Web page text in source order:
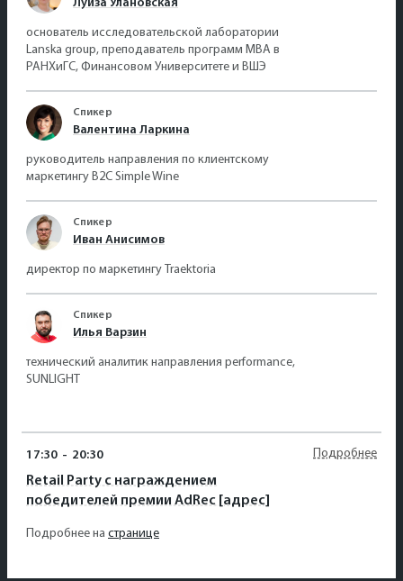
Луиза Улановская
основатель исследовательской лаборатории
Lanska group, преподаватель программ МВА в
РАНХиГС, Финансовом Университете и ВШЭ
Спикер
Валентина Ларкина
руководитель направления по клиентскому
маркетингу B2C Simple Wine
Спикер
Иван Анисимов
директор по маркетингу Traektoria
Спикер
Илья Варзин
технический аналитик направления performance,
SUNLIGHT
17:30 - 20:30
Retail Party с награждением
победителей премии AdRec [адрес]
Подробнее
Подробнее на странице